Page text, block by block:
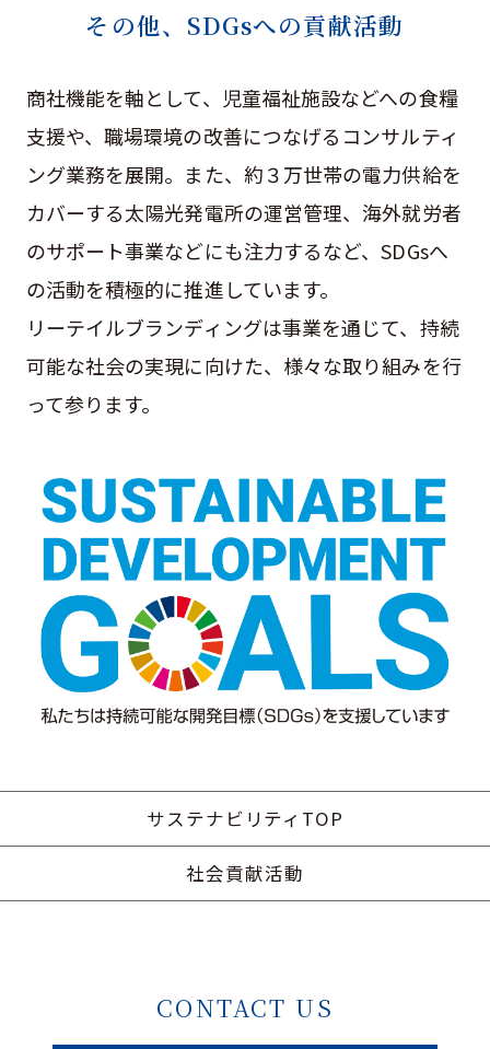
その他、SDGsへの貢献活動
商社機能を軸として、児童福祉施設などへの食糧
支援や、職場環境の改善につなげるコンサルティ
ング業務を展開。また、約３万世帯の電力供給を
カバーする太陽光発電所の運営管理、海外就労者
のサポート事業などにも注力するなど、SDGsへ
の活動を積極的に推進しています。
リーテイルブランディングは事業を通じて、持続
可能な社会の実現に向けた、様々な取り組みを行
って参ります。
サステナビリティTOP
社会貢献活動
CONTACT US